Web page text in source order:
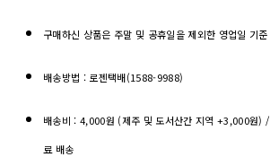
구매하신 상품은 주말 및 공휴일을 제외한 영업일 기
배송방법 : 로젠택배(1588-9988)
배송비 : 4,000원 (제주 및 도서산간 지역 +3,000원)
료 배송